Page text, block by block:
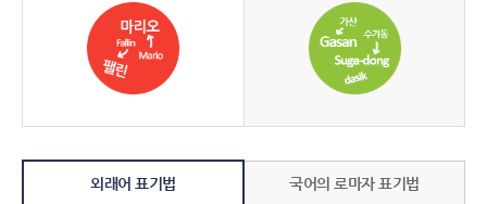
외래어 표기법 국어의 로마자 표기법